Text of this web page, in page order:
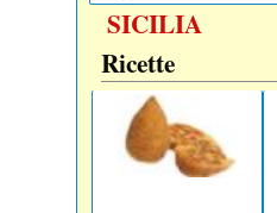
SICILIA
Ricette